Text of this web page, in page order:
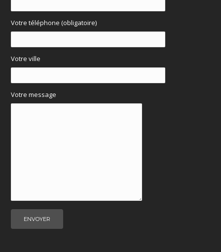
Votre téléphone (obligatoire)
Votre ville
Votre message